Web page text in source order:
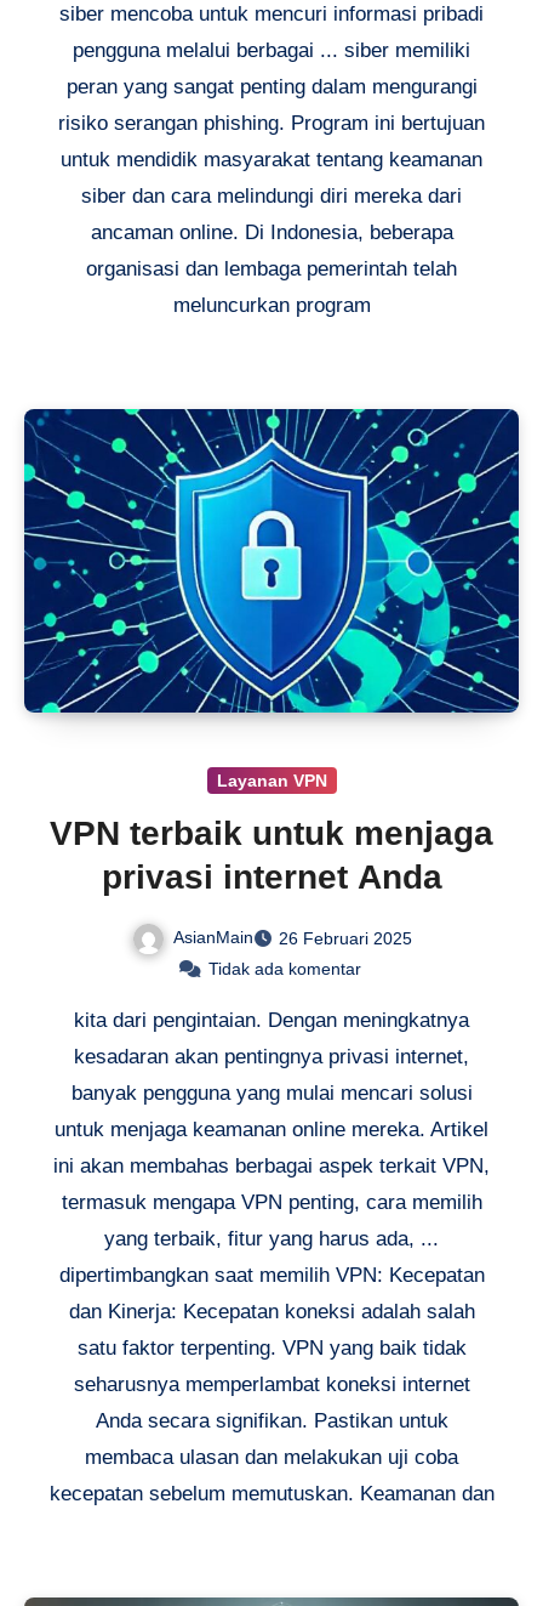
siber mencoba untuk mencuri informasi pribadi
pengguna melalui berbagai ... siber memiliki
peran yang sangat penting dalam mengurangi
risiko serangan phishing. Program ini bertujuan
untuk mendidik masyarakat tentang keamanan
siber dan cara melindungi diri mereka dari
ancaman online. Di Indonesia, beberapa
organisasi dan lembaga pemerintah telah
meluncurkan program
Layanan VPN
VPN terbaik untuk menjaga
privasi internet Anda
AsianMain
26 Februari 2025
Tidak ada komentar
kita dari pengintaian. Dengan meningkatnya
kesadaran akan pentingnya privasi internet,
banyak pengguna yang mulai mencari solusi
untuk menjaga keamanan online mereka. Artikel
ini akan membahas berbagai aspek terkait VPN,
termasuk mengapa VPN penting, cara memilih
yang terbaik, fitur yang harus ada, ...
dipertimbangkan saat memilih VPN: Kecepatan
dan Kinerja: Kecepatan koneksi adalah salah
satu faktor terpenting. VPN yang baik tidak
seharusnya memperlambat koneksi internet
Anda secara signifikan. Pastikan untuk
membaca ulasan dan melakukan uji coba
kecepatan sebelum memutuskan. Keamanan dan